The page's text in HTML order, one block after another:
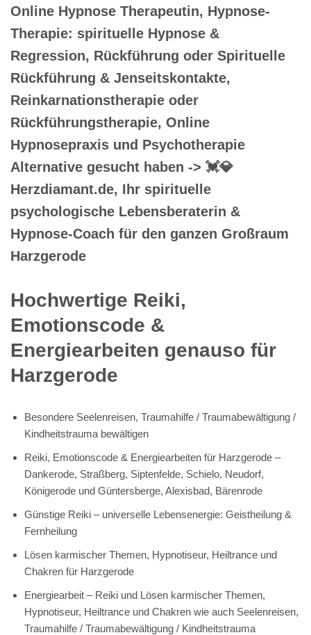
Online Hypnose Therapeutin, Hypnose-
Therapie: spirituelle Hypnose &
Regression, Rückführung oder Spirituelle
Rückführung & Jenseitskontakte,
Reinkarnationstherapie oder
Rückführungstherapie, Online
Hypnosepraxis und Psychotherapie
Alternative gesucht haben -> 💓️💎
Herzdiamant.de, Ihr spirituelle
psychologische Lebensberaterin &
Hypnose-Coach für den ganzen Großraum
Harzgerode
Hochwertige Reiki,
Emotionscode &
Energiearbeiten genauso für
Harzgerode
Besondere Seelenreisen, Traumahilfe / Traumabewältigung /
Kindheitstrauma bewältigen
Reiki, Emotionscode & Energiearbeiten für Harzgerode –
Dankerode, Straßberg, Siptenfelde, Schielo, Neudorf,
Königerode und Güntersberge, Alexisbad, Bärenrode
Günstige Reiki – universelle Lebensenergie: Geistheilung &
Fernheilung
Lösen karmischer Themen, Hypnotiseur, Heiltrance und
Chakren für Harzgerode
Energiearbeit – Reiki und Lösen karmischer Themen,
Hypnotiseur, Heiltrance und Chakren wie auch Seelenreisen,
Traumahilfe / Traumabewältigung / Kindheitstrauma